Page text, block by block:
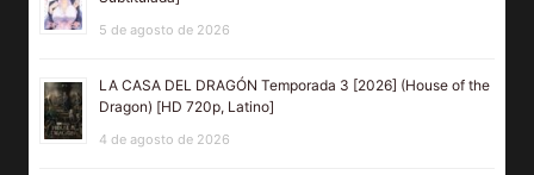
5 de agosto de 2026
LA CASA DEL DRAGÓN Temporada 3 [2026] (House of the
Dragon) [HD 720p, Latino]
4 de agosto de 2026